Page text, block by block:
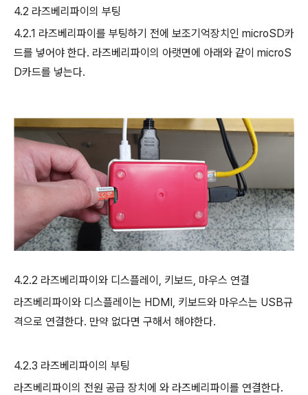
4.2 라즈베리파이의 부팅
4.2.1 라즈베리파이를 부팅하기 전에 보조기억장치인 microSD카
드를 넣어야 한다. 라즈베리파이의 아랫면에 아래와 같이 microS
D카드를 넣는다.
4.2.2 라즈베리파이와 디스플레이 , 키보드, 마우스 연결
라즈베리파이와 디스플레이는 HDMI, 키보드와 마우스는 USB규
격으로 연결한다. 만약 없다면 구해서 해야한다.
4.2.3 라즈베리파이의 부팅
라즈베리파이의 전원 공급 장치에 와 라즈베리파이를 연결한다.